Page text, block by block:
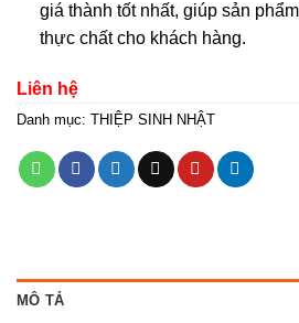
giá thành tốt nhất, giúp sản
thực chất cho khách hàng.
Liên hệ
Danh mục: THIỆP SINH NHẬT
MÔ TẢ